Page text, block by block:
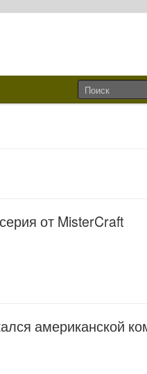
от MisterCraft
американской